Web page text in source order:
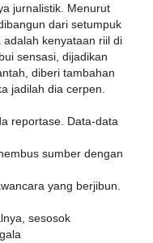
jurnalistik. Menurut
dari setumpuk
kenyataan riil di
sensasi, dijadikan
diberi tambahan
jadilah dia cerpen.
reportase. Data-data
sumber dengan
yang berjibun.
sesosok